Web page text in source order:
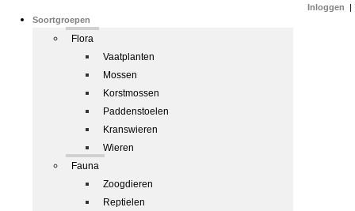
Soortgroepen
Flora
Vaatplanten
Mossen
Korstmossen
Paddenstoelen
Kranswieren
Wieren
Fauna
Zoogdieren
Reptielen
Inloggen |